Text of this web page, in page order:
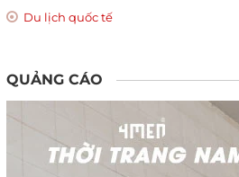
Du lịch quốc tế
QUẢNG CÁO